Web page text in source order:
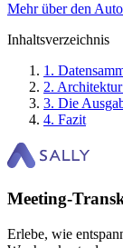
Mehr über den
Inhaltsverzeichnis
1 .
2.
3. Die
4. Fazit
Meeting-
Erlebe, wie